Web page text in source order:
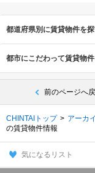
都道府県別に賃貸物件を
都市にこだわって賃貸物
前のページへ
CHINTAIトップ アーカ
の賃貸物件情報
気になるリスト